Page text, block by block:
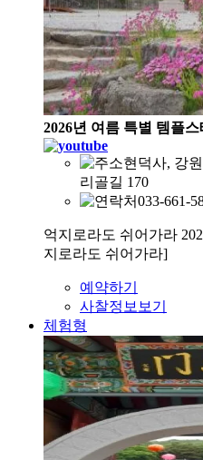
2026년 여름 특별 템플
현덕사, 강
리골길 170
033-661-
억지로라도 쉬어가라
지로라도 쉬어가라]
예약하기
사찰정보보기
체험형